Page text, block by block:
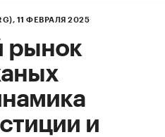
11 ФЕВРАЛЯ 2025
рынок
и